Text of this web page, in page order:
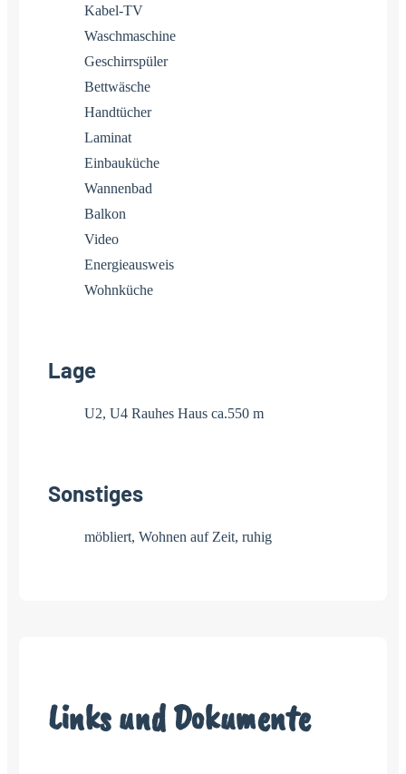
Kabel-TV
Waschmaschine
Geschirrspüler
Bettwäsche
Handtücher
Laminat
Einbauküche
Wannenbad
Balkon
Video
Energieausweis
Wohnküche
Lage
U2, U4 Rauhes Haus ca.550 m
Sonstiges
möbliert, Wohnen auf Zeit, ruhig
Links und Dokumente